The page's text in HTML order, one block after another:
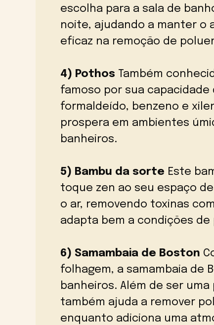
escolha para a sala de
noite, ajudando a manter o
eficaz na remoção de
4) Pothos Também
famoso por sua capacidade
formaldeído, benzeno e
prospera em ambientes
banheiros.
5) Bambu da sorte Este
toque zen ao seu espaço
o ar, removendo toxinas
adapta bem a condições
6) Samambaia de Boston
folhagem, a samambaia de
banheiros. Além de ser
também ajuda a remover
enquanto adiciona uma